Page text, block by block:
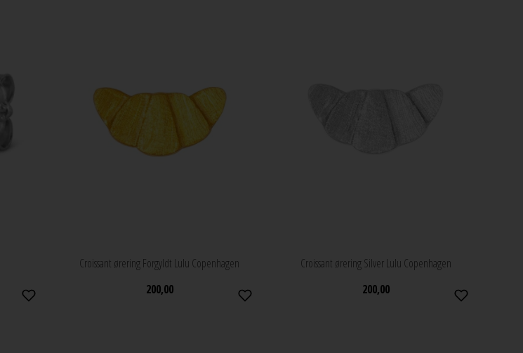
Croissant ørering Forgyldt Lulu Copenhagen
200,00
Croissant ørering Silver Lulu Copenhagen
200,00